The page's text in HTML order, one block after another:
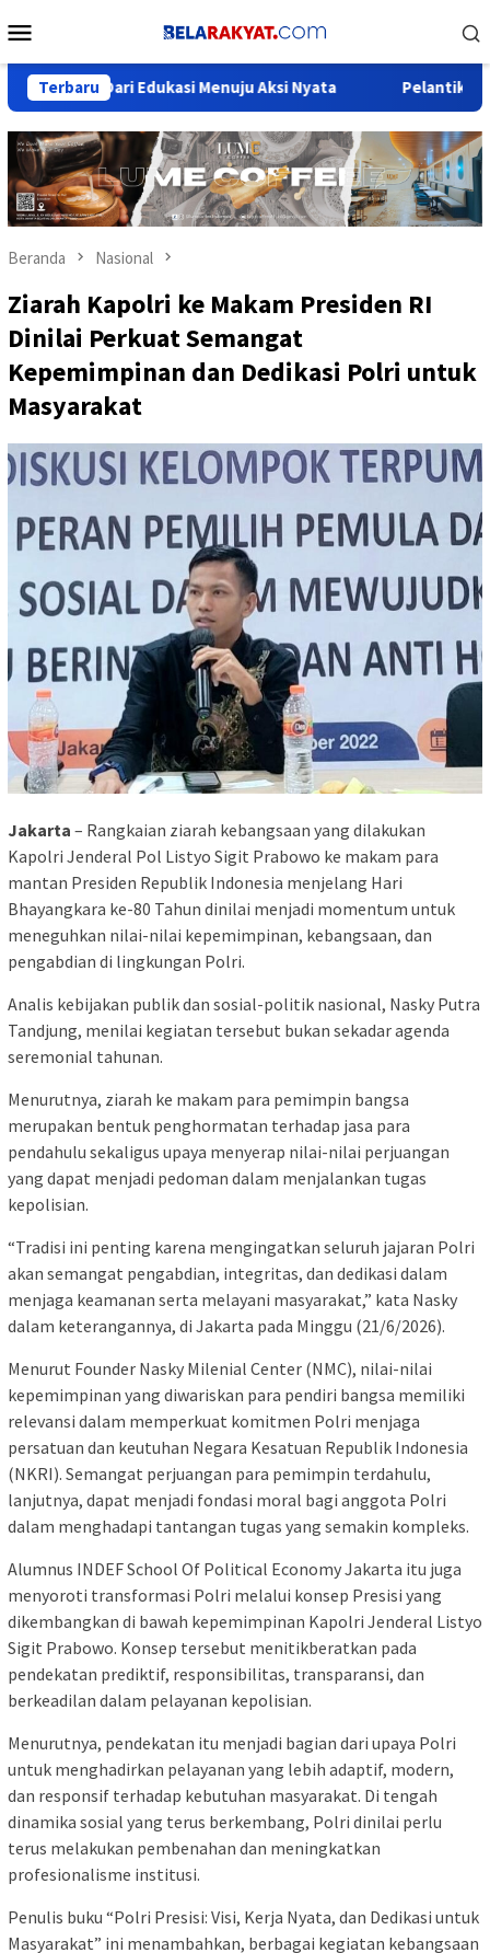
ke
Mobile
Terbaru
Dari Edukasi Menuju Aksi Nyata Pelantikan Orsat ICMI
Beranda Nasional
Ziarah Kapolri ke Makam Presiden RI
Dinilai Perkuat Semangat
Kepemimpinan dan Dedikasi Polri untuk
Masyarakat
Jakarta – Rangkaian ziarah kebangsaan yang dilakukan
Kapolri Jenderal Pol Listyo Sigit Prabowo ke makam para
mantan Presiden Republik Indonesia menjelang Hari
Bhayangkara ke-80 Tahun dinilai menjadi momentum untuk
meneguhkan nilai-nilai kepemimpinan, kebangsaan, dan
pengabdian di lingkungan Polri.
Analis kebijakan publik dan sosial-politik nasional, Nasky Putra
Tandjung, menilai kegiatan tersebut bukan sekadar agenda
seremonial tahunan.
Menurutnya, ziarah ke makam para pemimpin bangsa
merupakan bentuk penghormatan terhadap jasa para
pendahulu sekaligus upaya menyerap nilai-nilai perjuangan
yang dapat menjadi pedoman dalam menjalankan tugas
kepolisian.
“Tradisi ini penting karena mengingatkan seluruh jajaran Polri
akan semangat pengabdian, integritas, dan dedikasi dalam
menjaga keamanan serta melayani masyarakat,” kata Nasky
dalam keterangannya, di Jakarta pada Minggu (21/6/2026).
Menurut Founder Nasky Milenial Center (NMC), nilai-nilai
kepemimpinan yang diwariskan para pendiri bangsa memiliki
relevansi dalam memperkuat komitmen Polri menjaga
persatuan dan keutuhan Negara Kesatuan Republik Indonesia
(NKRI). Semangat perjuangan para pemimpin terdahulu,
lanjutnya, dapat menjadi fondasi moral bagi anggota Polri
dalam menghadapi tantangan tugas yang semakin kompleks.
Alumnus INDEF School Of Political Economy Jakarta itu juga
menyoroti transformasi Polri melalui konsep Presisi yang
dikembangkan di bawah kepemimpinan Kapolri Jenderal Listyo
Sigit Prabowo. Konsep tersebut menitikberatkan pada
pendekatan prediktif, responsibilitas, transparansi, dan
berkeadilan dalam pelayanan kepolisian.
Menurutnya, pendekatan itu menjadi bagian dari upaya Polri
untuk menghadirkan pelayanan yang lebih adaptif, modern,
dan responsif terhadap kebutuhan masyarakat. Di tengah
dinamika sosial yang terus berkembang, Polri dinilai perlu
terus melakukan pembenahan dan meningkatkan
profesionalisme institusi.
Penulis buku “Polri Presisi: Visi, Kerja Nyata, dan Dedikasi untuk
Masyarakat” ini menambahkan, berbagai kegiatan kebangsaan